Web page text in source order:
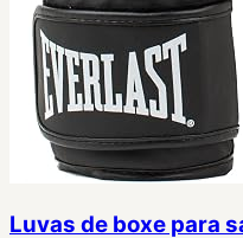
Luvas de boxe para